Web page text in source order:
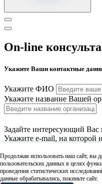
On-line
Укажите Ваши контактные
Укажите ФИО
Укажите название Вашей
Задайте интересующий Вас
Укажите e-mail, на которой
Я даюсогласие на
Продолжая использовать наш сайт, вы
пользовательских данных в целях
проведения статистических
данные обрабатывались, покиньте сайт.